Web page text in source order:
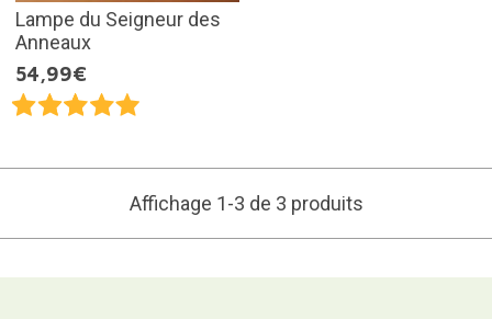
Lampe du Seigneur des
Anneaux
54,99€
Affichage 1-3 de 3 produits